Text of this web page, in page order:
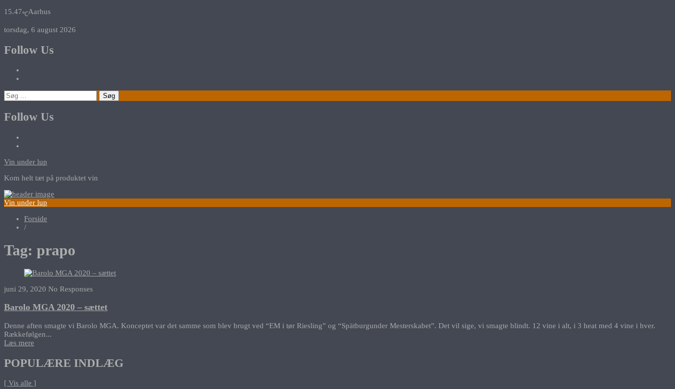
15.47℃Aarhus
torsdag, 6 august 2026
Follow Us
Søg
efter:
Follow Us
Vin under lup
Kom helt tæt på produktet vin
Vin under lup
Forside
/
Tag: prapo
juni 29, 2020 No Responses
Barolo MGA 2020 – sættet
Denne aften smagte vi Barolo MGA. Konceptet var det samme som blev brugt ved “EM i tør Riesling” og “Spätburgunder Mesterskabet”. Det vil sige, vi smagte blindt. 12 vine i alt, i 3 heat med 4 vine i hver.
Rækkefølgen...
Læs mere
POPULÆRE INDLÆG
[ Vis alle ]